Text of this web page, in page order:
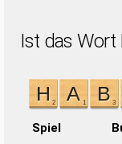
Ist das Wort
Spiel